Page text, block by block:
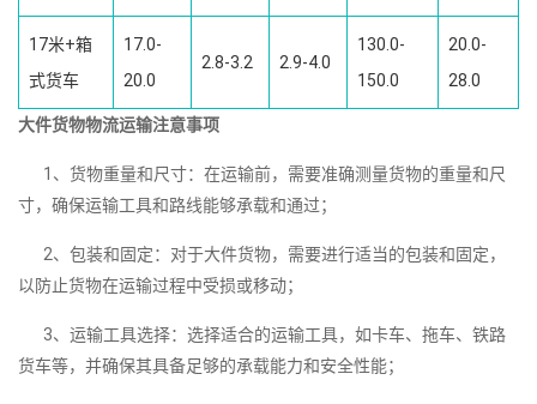
17米+箱
式货车
17.0-
20.0
2.8-3.2 2.9-4.0
130.0-
150.0
20.0-
28.0
大件货物物流运输注意事项
1、货物重量和尺寸：在运输前，需要准确测量货物的重量和尺
寸，确保运输工具和路线能够承载和通过；
2、包装和固定：对于大件货物，需要进行适当的包装和固定，
以防止货物在运输过程中受损或移动；
3、运输工具选择：选择适合的运输工具，如卡车、拖车、铁路
货车等，并确保其具备足够的承载能力和安全性能；